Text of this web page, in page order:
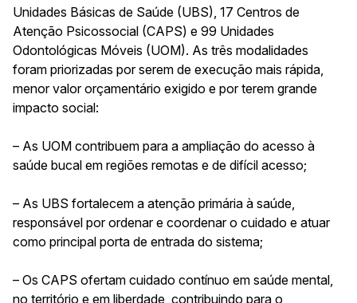
Unidades Básicas de Saúde (UBS), 17 Centros de
Atenção Psicossocial (CAPS) e 99 Unidades
Odontológicas Móveis (UOM). As três modalidades
foram priorizadas por serem de execução mais rápida,
menor valor orçamentário exigido e por terem grande
impacto social:
– As UOM contribuem para a ampliação do acesso à
saúde bucal em regiões remotas e de difícil acesso;
– As UBS fortalecem a atenção primária à saúde,
responsável por ordenar e coordenar o cuidado e atuar
como principal porta de entrada do sistema;
– Os CAPS ofertam cuidado contínuo em saúde mental,
no território e em liberdade, contribuindo para o